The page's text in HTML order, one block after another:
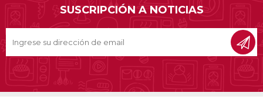
SUSCRIPCIÓN A NOTICIAS